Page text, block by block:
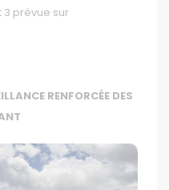
3 prévue sur
RENFORCÉE DES